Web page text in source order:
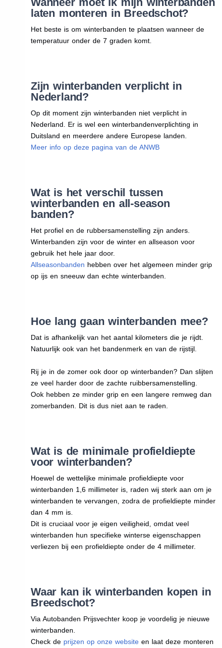
laten monteren in Breedschot?
Het beste is om winterbanden te plaatsen wanneer de
temperatuur onder de 7 graden komt.
Zijn winterbanden verplicht in
Nederland?
Op dit moment zijn winterbanden niet verplicht in
Nederland. Er is wel een winterbandenverplichting in
Duitsland en meerdere andere Europese landen.
Meer info op deze pagina van de ANWB
Wat is het verschil tussen
winterbanden en all-season
banden?
Het profiel en de rubbersamenstelling zijn anders.
Winterbanden zijn voor de winter en allseason voor
gebruik het hele jaar door.
Allseasonbanden hebben over het algemeen minder grip
op ijs en sneeuw dan echte winterbanden.
Hoe lang gaan winterbanden mee?
Dat is afhankelijk van het aantal kilometers die je rijdt.
Natuurlijk ook van het bandenmerk en van de rijstijl.
Rij je in de zomer ook door op winterbanden? Dan slijten
ze veel harder door de zachte ruibbersamenstelling.
Ook hebben ze minder grip en een langere remweg dan
zomerbanden. Dit is dus niet aan te raden.
Wat is de minimale profieldiepte
voor winterbanden?
Hoewel de wettelijke minimale profieldiepte voor
winterbanden 1,6 millimeter is, raden wij sterk aan om je
winterbanden te vervangen, zodra de profieldiepte minder
dan 4 mm is.
Dit is cruciaal voor je eigen veiligheid, omdat veel
winterbanden hun specifieke winterse eigenschappen
verliezen bij een profieldiepte onder de 4 millimeter.
Waar kan ik winterbanden kopen in
Breedschot?
Via Autobanden Prijsvechter koop je voordelig je nieuwe
winterbanden.
Check de prijzen op onze websiteen laat deze monteren